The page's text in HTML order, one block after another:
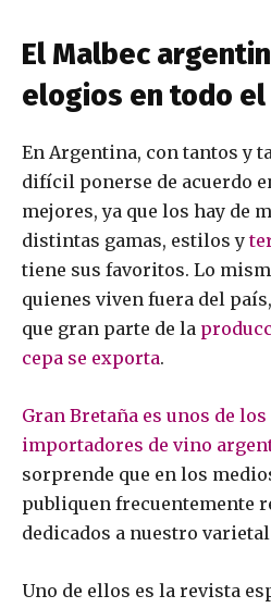
El Malbec
elogios en todo el
En Argentina, con tantos y
difícil ponerse de acuerdo
mejores, ya que los hay de
distintas gamas, estilos y
tiene sus favoritos. Lo
quienes viven fuera del
que gran parte de la
cepa se exporta.
Gran Bretaña es unos de
importadores de vino
sorprende que en los
publiquen frecuentemente
dedicados a nuestro
Uno de ellos es la revista